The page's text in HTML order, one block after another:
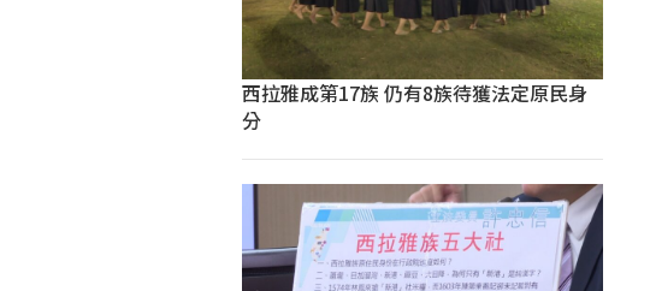
西拉雅成第17族 仍有8族待獲法定原民身
分